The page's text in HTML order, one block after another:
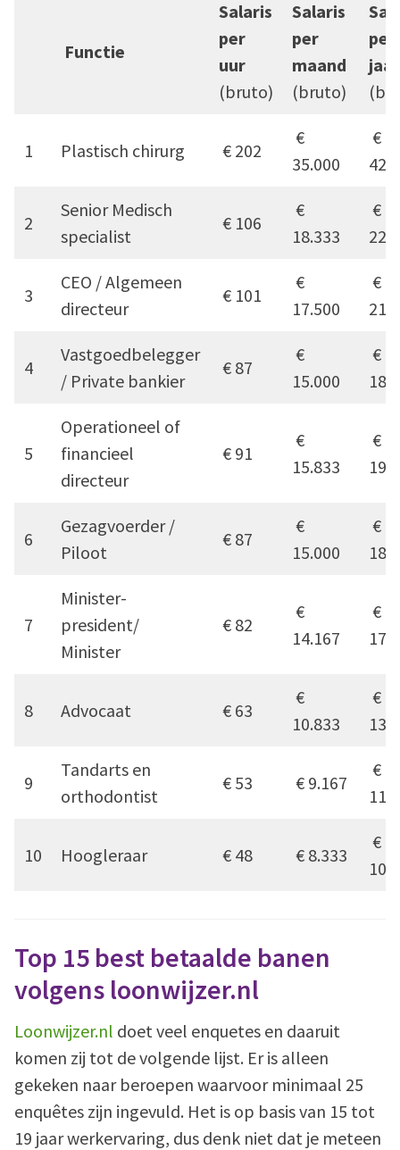
Functie
Salaris
per
uur
(bruto)
Salaris
per
maand
(bruto)
per
jaar
1 Plastisch chirurg € 202
€
35.000
€
2
Senior Medisch
specialist
€ 106
€
18.333
€
3
CEO / Algemeen
directeur
€ 101
€
17.500
€
4
Vastgoedbelegger
/ Private bankier
€ 87
€
15.000
€
5
Operationeel of
financieel
directeur
€ 91
€
15.833
€
6
Gezagvoerder /
Piloot
€ 87
€
15.000
€
7
Minister-
president/
Minister
€ 82
€
14.167
€
8 Advocaat € 63
€
10.833
€
9
Tandarts en
orthodontist
€ 53 € 9.167
€
10 Hoogleraar € 48 € 8.333
€
Top 15 best betaalde banen
volgens loonwijzer.nl
Loonwijzer.nl doet veel enquetes en daaruit
komen zij tot de volgende lijst. Er is alleen
gekeken naar beroepen waarvoor minimaal 25
enquêtes zijn ingevuld. Het is op basis van 15 tot
19 jaar werkervaring, dus denk niet dat je meteen